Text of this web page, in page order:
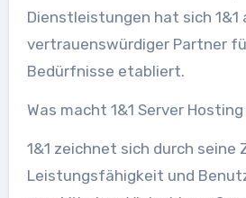
Dienstleistungen hat sich 1&1
vertrauenswürdiger Partner
Bedürfnisse etabliert.
Was macht 1&1 Server
1&1 zeichnet sich durch seine
Leistungsfähigkeit und